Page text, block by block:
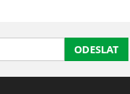
ODESLAT